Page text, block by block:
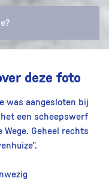
deze foto
was aangesloten bij
het een scheepswerf
Geheel rechts